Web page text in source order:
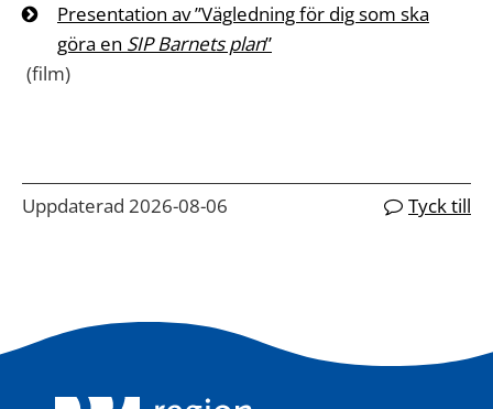
Presentation av ”Vägledning för dig som ska
göra en SIP Barnets plan”
(film)
Uppdaterad 2026-08-06 Tyck till